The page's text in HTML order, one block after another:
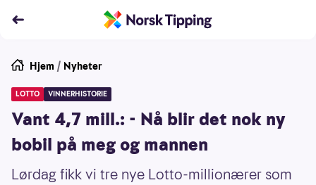
Hjem / Nyheter
LOTTO VINNERHISTORIE
Vant 4,7 mill.: - Nå blir det nok ny
bobil på meg og mannen
Lørdag fikk vi tre nye Lotto-millionærer som